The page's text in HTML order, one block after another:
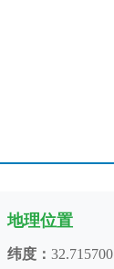
地理位置
纬度： 32.715700